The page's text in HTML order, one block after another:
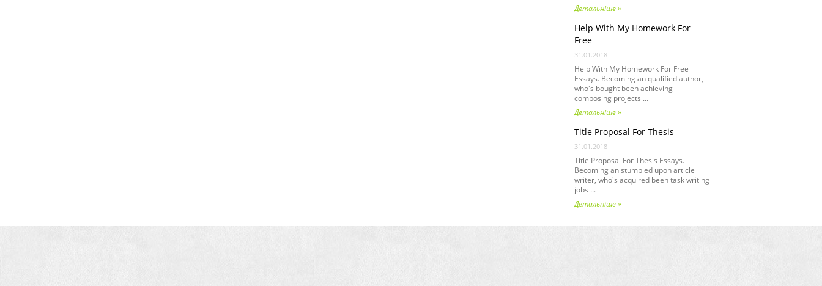
Детальніше »
Help With My Homework For
Free
31.01.2018
Help With My Homework For Free
Essays. Becoming an qualified author,
who's bought been achieving
composing projects ...
Детальніше »
Title Proposal For Thesis
31.01.2018
Title Proposal For Thesis Essays.
Becoming an stumbled upon article
writer, who's acquired been task writing
jobs ...
Детальніше »